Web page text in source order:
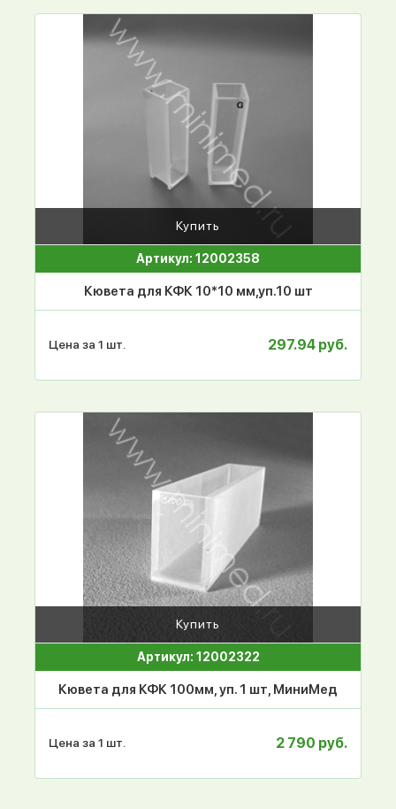
Купить
Артикул: 12002358
Кювета для КФК 10*10 мм,уп.10 шт
Цена за 1 шт. 297.94 руб.
Купить
Артикул: 12002322
Кювета для КФК 100мм, уп. 1 шт, МиниМед
Цена за 1 шт. 2 790 руб.